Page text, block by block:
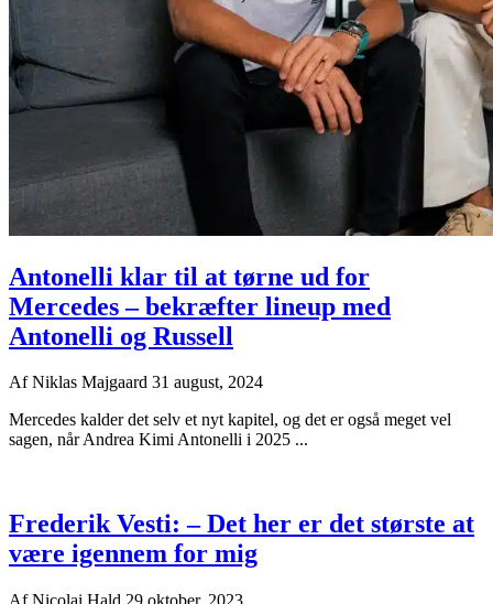
Antonelli klar til at tørne ud for
Mercedes – bekræfter lineup med
Antonelli og Russell
AfNiklas Majgaard 31 august, 2024
Mercedes kalder det selv et nyt kapitel, og det er også meget vel
sagen, når Andrea Kimi Antonelli i 2025 ...
Frederik Vesti: – Det her er det største at
være igennem for mig